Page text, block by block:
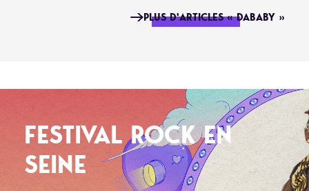
PLUS D'ARTICLES « DABABY »
FESTIVAL ROCK EN
SEINE